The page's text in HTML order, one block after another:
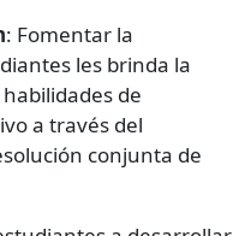
: Fomentar la
les brinda la
de
a través del
conjunta de